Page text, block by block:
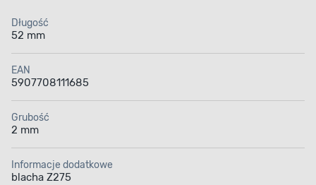
Długość
52 mm
EAN
5907708111685
Grubość
2 mm
Informacje dodatkowe
blacha Z275